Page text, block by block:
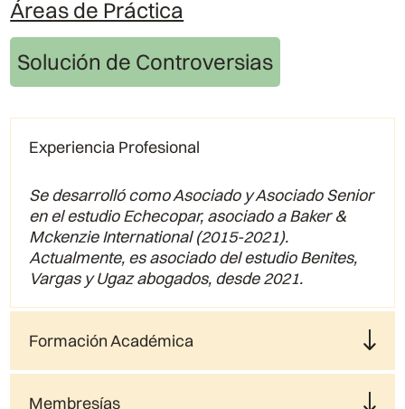
Áreas de Práctica
Solución de Controversias
Experiencia Profesional
Se desarrolló como Asociado y Asociado Senior
en el estudio Echecopar, asociado a Baker &
Mckenzie International (2015-2021).
Actualmente, es asociado del estudio Benites,
Vargas y Ugaz abogados, desde 2021.
Formación Académica
Membresías